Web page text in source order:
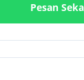
Pesan